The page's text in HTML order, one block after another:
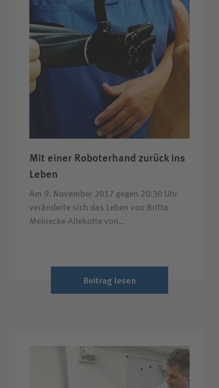
Mit einer Roboter­hand zurück ins
Leben
Am 9. November 2017 gegen 20:30 Uhr
veränderte sich das Leben von Britta
Meinecke-Allekotte von…
Beitrag lesen